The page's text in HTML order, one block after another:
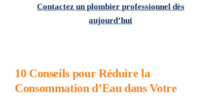
Contactez un plombier professionnel dès
aujourd’hui
10 Conseils pour Réduire la
Consommation d’Eau dans Votre